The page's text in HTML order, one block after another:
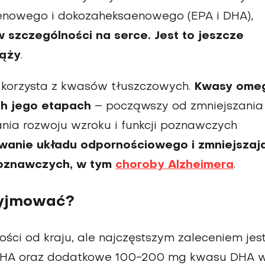
i dokozaheksaenowego (EPA i DHA),
szczególności na serce. Jest to jeszcze
.
z kwasów tłuszczowych.
Kwasy
jego etapach – począwszy od zmniejszania
rozwoju wzroku i funkcji poznawczych
układu odpornościowego i
w tym choroby Alzheimera.
od kraju, ale najczęstszym zaleceniem
oraz dodatkowe 100-200 mg kwasu DHA